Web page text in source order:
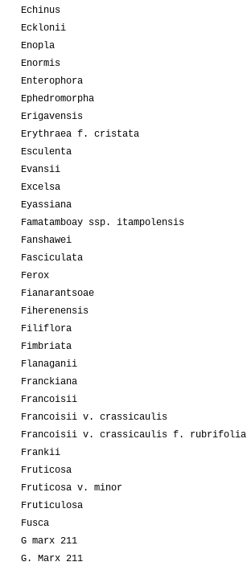
Echinus
Ecklonii
Enopla
Enormis
Enterophora
Ephedromorpha
Erigavensis
Erythraea f. cristata
Esculenta
Evansii
Excelsa
Eyassiana
Famatamboay ssp. itampolensis
Fanshawei
Fasciculata
Ferox
Fianarantsoae
Fiherenensis
Filiflora
Fimbriata
Flanaganii
Franckiana
Francoisii
Francoisii v. crassicaulis
Francoisii v. crassicaulis f. rubrifolia
Frankii
Fruticosa
Fruticosa v. minor
Fruticulosa
Fusca
G marx 211
G. Marx 211